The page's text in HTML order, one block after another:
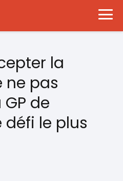
la
ne pas
de
défi le plus